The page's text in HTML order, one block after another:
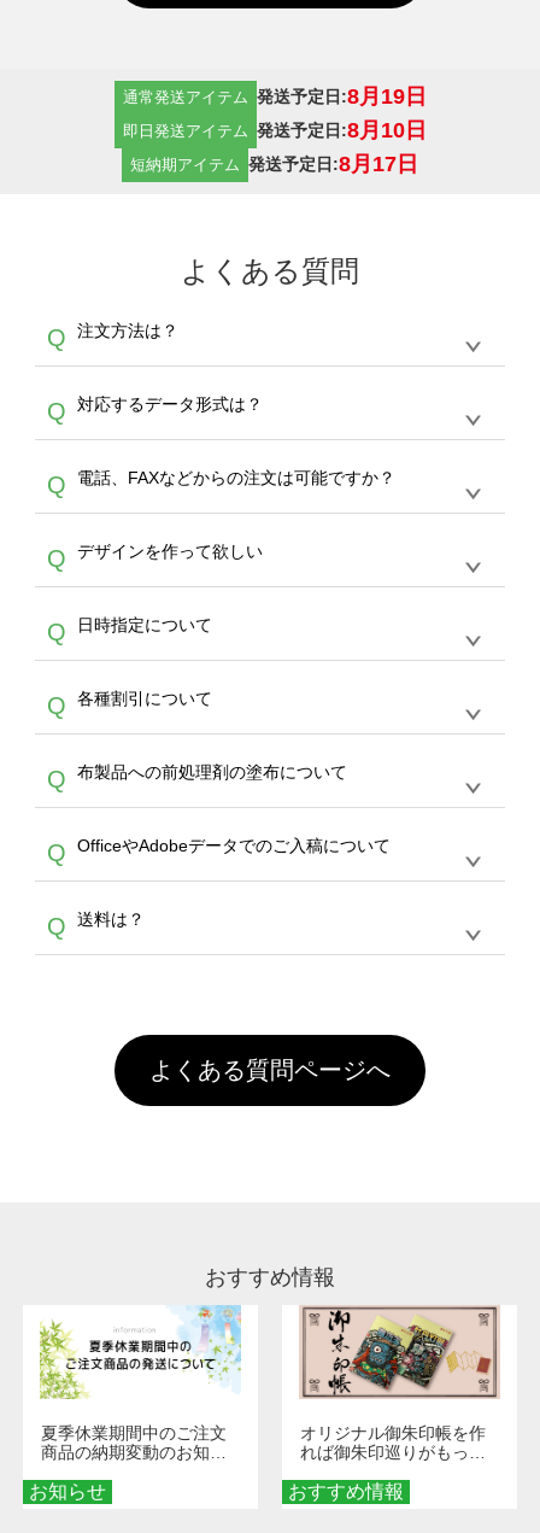
通常発送アイテム 発送予定日:8月19日
即日発送アイテム 発送予定日:8月10日
短納期アイテム 発送予定日:8月17日
よくある質問
Q 注文方法は？
A
生産にて承っております。デザインツールから
デザインの作成から決済まで完了できます。
30枚以上やシルク印刷など、大口注文の場合
は、サポートが担当するエコバッグコンシェル
やタンブラーコンシェルをご利用ください。製
作する数量が多ければ多いほど、オンデマンド
サービスよりも低価格で製作することが可能で
す。
Q 対応するデータ形式は？
A
ドできるデータ形式は、JPG / PNG / AI / PSD /
PDF 形式になります。データの最大サイズ
写真などもアップロード可能です。使用できな
い画像はエラーになります。（※ Illustratorか
らの直接入稿には対応していません。AIで保存
し、デザインツールからアップロードして下さ
い）
Q 電話、FAXなどからの注文は可能ですか？
A
文のみ受け付けております。30個以上のご製
作をお考えの方は、サポートが担当するエコバ
スをご利用頂ければ、電話やFAX、メールなど
でご注文が可能です。
Q デザインを作って欲しい
A
を作って欲しい。などの場合は、製作数量が
30個以上であれば、サポート担当が、デザイ
バッグコンシェル
サー
ビスをご利用ください。(※ 30個以下の場合
は、デザインツールをご利用ください)
Q 日時指定について
A
ん。発送後18時以降に配送業者・伝票番号を
メールでお知らせいたしますので、直接配送業
者にご連絡いただき調整をお願い致します。
Q 各種割引について
A
カート内で自動的に割引(最大50%)が適用され
ます。 【付与ポイント】購入金額の1％が1ポ
イントとして付与され、次回ご注文時に1ポイ
ント＝1円としてお使いいただけます。ポイン
トは発送完了の翌日に付与され、次回ご注文時
からご利用頂けます。ポイントの有効期限は一
年間です。【会員ランク】過去10カ月のご注
文回数により会員ランク割引(最大5%)が適用
頂いても、ログインがされていなければ、ラン
クにカウントがされません。
Q 布製品への前処理剤の塗布について
A
意点（前処理剤）】カラー生地（Tシャツのホ
ワイト、トートバッグのナチュラル、ホワイト
といって、プリントを定着させるための処理剤
を塗布しており、短納期・低価格で商品をお届
害な性質で、水洗いで落とすことが可能です。
お手数ですが、お客様ご自身にて着用前に落と
していただけますようお願いいたします。※1
通常注文・直送機能でのご注文に関わらず、前
Q OfficeやAdobeデータでのご入稿について
A
ません。いずれのデータも該当デザインのみ画
像(JPEG,PNG,GIF,PDF)に変換、またはAdobe
Q 送料は？
引」などによるお値引きで4,000円未満になる
場合は送料がかかりますので、ご注意くださ
い。
よくある質問ページへ
おすすめ情報
お知らせ
夏季休業期間中のご注文
商品の納期変動のお知ら
おすすめ情報
オリジナル御朱印帳を作
れば御朱印巡りがもっと
ダーメイドする魅力と選
び方